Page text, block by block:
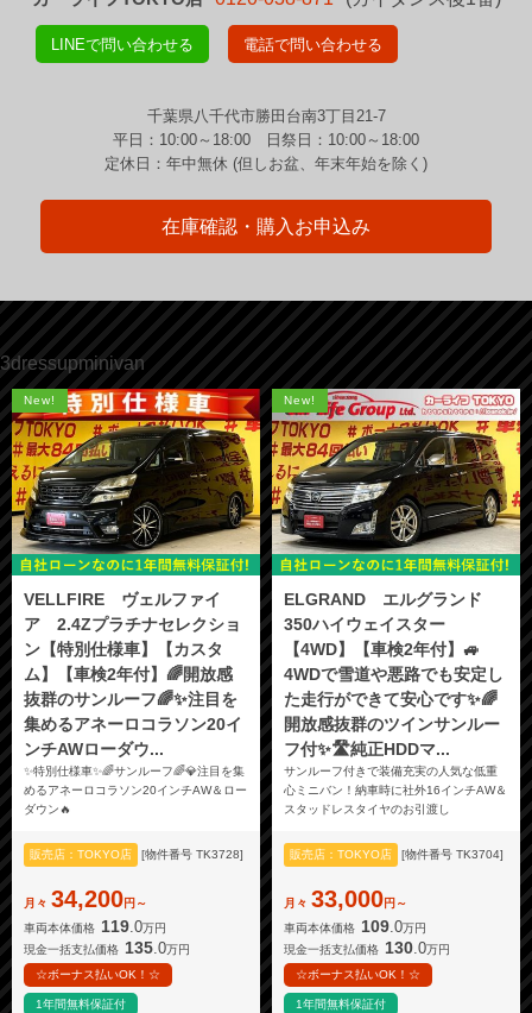
LINEで問い合わせる 電話で問い合わせる
千葉県八千代市勝田台南3丁目21-7
平日：10:00～18:00 日祭日：10:00～18:00
定休日：年中無休 (但しお盆、年末年始を除く)
在庫確認・購入お申込み
3dressupminivan
New!
VELLFIRE ヴェルファイ
ア 2.4Zプラチナセレクショ
ン【特別仕様車】【カスタ
ム】【車検2年付】🌈開放感
抜群のサンルーフ🌈✨注目を
集めるアネーロコラソン20イ
ンチAWローダウ...
✨特別仕様車✨🌈サンルーフ🌈💎注目を集
めるアネーロコラソン20インチAW＆ロー
ダウン🔥
販売店：TOKYO店 [物件番号 TK3728]
月々 34,200円～
車両本体価格 119 .0万円
現金一括支払価格 135.0万円
☆ボーナス払いOK！☆
1年間無料保証付
New!
ELGRAND エルグランド
350ハイウェイスター
【4WD】【車検2年付】🚙
4WDで雪道や悪路でも安定し
た走行ができて安心です✨🌈
開放感抜群のツインサンルー
フ付✨🛣️純正HDDマ...
サンルーフ付きで装備充実の人気な低重
心ミニバン！納車時に社外16インチAW＆
スタッドレスタイヤのお引渡し
販売店：TOKYO店 [物件番号 TK3704]
月々 33,000円～
車両本体価格 109 .0万円
現金一括支払価格 130.0万円
☆ボーナス払いOK！☆
1年間無料保証付